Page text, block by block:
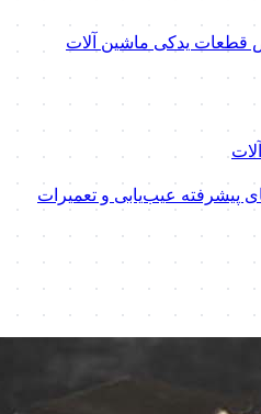
یدکی ماشین آلات
پیشرفته عیب‌یابی و تعمیرات